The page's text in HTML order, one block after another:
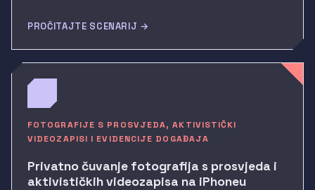
PROČITAJTE SCENARIJ →
FOTOGRAFIJE S PROSVJEDA, AKTIVISTIČKI
VIDEOZAPISI I EVIDENCIJE DOGAĐAJA
Privatno čuvanje fotografija s prosvjeda i
aktivističkih videozapisa na iPhoneu